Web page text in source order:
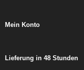
Mein Konto
Lieferung in 48 Stunden